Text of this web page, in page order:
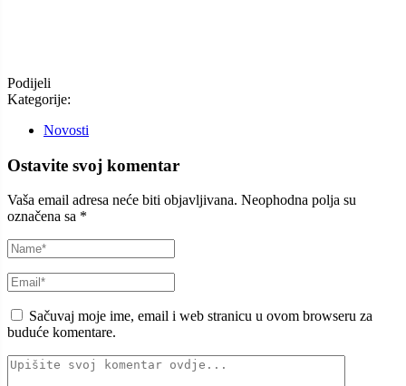
Podijeli
Kategorije:
Novosti
Ostavite svoj komentar
Vaša email adresa neće biti objavljivana. Neophodna polja su
označena sa *
Sačuvaj moje ime, email i web stranicu u ovom browseru za
buduće komentare.